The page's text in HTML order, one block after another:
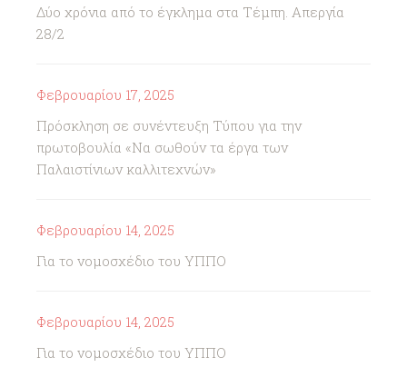
Δύο χρόνια από το έγκλημα στα Τέμπη. Απεργία
28/2
Φεβρουαρίου 17, 2025
Πρόσκληση σε συνέντευξη Τύπου για την
πρωτοβουλία «Να σωθούν τα έργα των
Παλαιστίνιων καλλιτεχνών»
Φεβρουαρίου 14, 2025
Για το νομοσχέδιο του ΥΠΠΟ
Φεβρουαρίου 14, 2025
Για το νομοσχέδιο του ΥΠΠΟ